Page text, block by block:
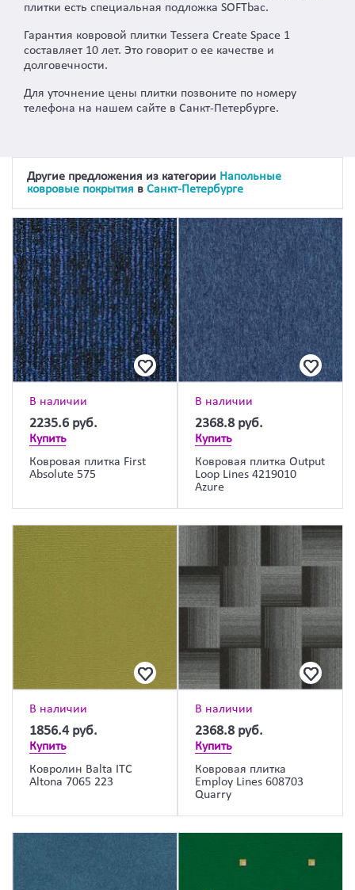
плитки есть специальная подложка SOFTbac.
Гарантия ковровой плитки Tessera Create Space 1
составляет 10 лет. Это говорит о ее качестве и
долговечности.
Для уточнение цены плитки позвоните по номеру
телефона на нашем сайте в Санкт-Петербурге.
Другие предложения из категории Напольные
ковровые покрытия в Санкт-Петербурге
В наличии
2235.6 руб.
Купить
Ковровая плитка First
Absolute 575
В наличии
2368.8 руб.
Купить
Ковровая плитка Output
Loop Lines 4219010
Azure
В наличии
1856.4 руб.
Купить
Ковролин Balta ITC
Altona 7065 223
В наличии
2368.8 руб.
Купить
Ковровая плитка
Employ Lines 608703
Quarry